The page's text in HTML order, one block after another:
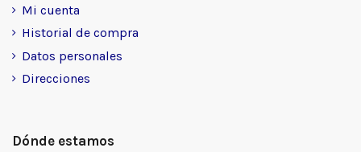
Mi cuenta
Historial de compra
Datos personales
Direcciones
Dónde estamos